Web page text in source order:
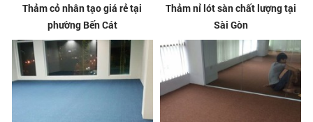
Thảm cỏ nhân tạo giá rẻ tại
phường Bến Cát
Thảm nỉ lót sàn chất lượng tại
Sài Gòn